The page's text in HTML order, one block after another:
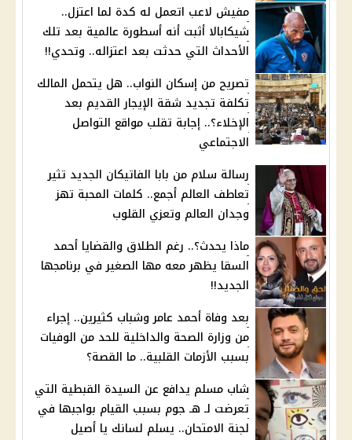
مفيش لاعب اتعمل له كدة لما اعتزل..
شيكابالا أثبت أنه أسطورة عالمية بعد تلك
الأحداث التي حدثت بعد اعتزاله.. وتحدي!!
تصريح من إسكان النواب.. هل يتحمل المالك
تكلفة تجديد شقة الإيجار القديم بعد
الإخلاء؟.. إجابة تقلب مواقع التواصل
الاجتماعي
رسالة سلام من بابا الفاتيكان الجديد تثير
تعاطف العالم أجمع.. كلمات المحبة تهز
وجدان العالم وتعزي القلوب
ماذا يحدث؟.. رغم الطلاق والقضايا أحمد
السقا يظهر معه مها الصغير في برنامجها
الجديد!!
بعد وفاة أحمد عامر وشباب كثيرين.. إجراء
من وزارة الصحة والداخلية للحد من الوفيات
بسبب الأزمات القلبية.. ما القصة؟
شاب مسلم يدافع عن السيدة القبطية التي
تعرضت لـ هـ جوم بسبب القيام بواجبها في
لجنة الامتحان.. يسلم لسانك يا أصيل